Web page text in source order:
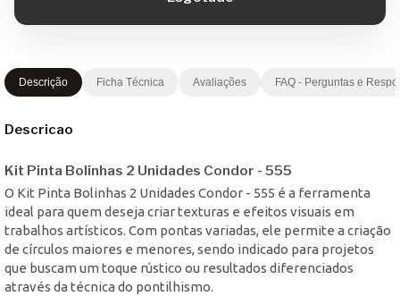
Descrição Ficha Técnica Avaliações FAQ - Perguntas e
Descricao
Kit Pinta Bolinhas 2 Unidades Condor - 555
O Kit Pinta Bolinhas 2 Unidades Condor - 555 é a ferramenta
ideal para quem deseja criar texturas e efeitos visuais em
trabalhos artísticos. Com pontas variadas, ele permite a criação
de círculos maiores e menores, sendo indicado para projetos
que buscam um toque rústico ou resultados diferenciados
através da técnica do pontilhismo.